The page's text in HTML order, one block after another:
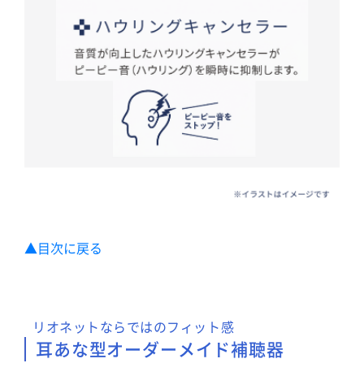
▲目次に戻る
リオネットならではのフィット感
耳あな型オーダーメイド補聴器